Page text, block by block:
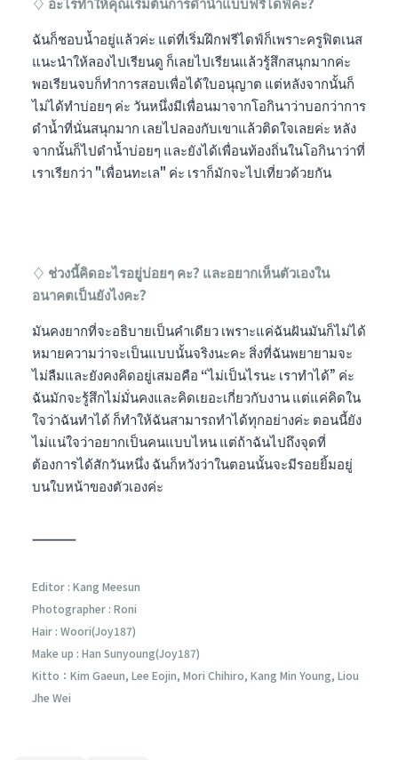
ฉันก็ชอบน้ำอยู่แล้วค่ะ แต่ที่เริ่มฝึกฟรีไดฟ์ก็เพราะครูฟิตเนส
แนะนำให้ลองไปเรียนดู ก็เลยไปเรียนแล้วรู้สึกสนุกมากค่ะ
พอเรียนจบก็ทำการสอบเพื่อได้ใบอนุญาต แต่หลังจากนั้นก็
ไม่ได้ทำบ่อยๆ ค่ะ วันหนึ่งมีเพื่อนมาจากโอกินาว่าบอกว่าการ
ดำน้ำที่นั่นสนุกมาก เลยไปลองกับเขาแล้วติดใจเลยค่ะ หลัง
จากนั้นก็ไปดำน้ำบ่อยๆ และยังได้เพื่อนท้องถิ่นในโอกินาว่าที่
เราเรียกว่า "เพื่อนทะเล" ค่ะ เราก็มักจะไปเที่ยวด้วยกัน
♢ ช่วงนี้คิดอะไรอยู่บ่อยๆ คะ? และอยากเห็นตัวเองใน
อนาคตเป็นยังไงคะ?
มันคงยากที่จะอธิบายเป็นคำเดียว เพราะแค่ฉันฝันมันก็ไม่ได้
หมายความว่าจะเป็นแบบนั้นจริงนะคะ สิ่งที่ฉันพยายามจะ
ไม่ลืมและยังคงคิดอยู่เสมอคือ “ไม่เป็นไรนะ เราทำได้” ค่ะ
ฉันมักจะรู้สึกไม่มั่นคงและคิดเยอะเกี่ยวกับงาน แต่แค่คิดใน
ใจว่าฉันทำได้ ก็ทำให้ฉันสามารถทำได้ทุกอย่างค่ะ ตอนนี้ยัง
ไม่แน่ใจว่าอยากเป็นคนแบบไหน แต่ถ้าฉันไปถึงจุดที่
ต้องการได้สักวันหนึ่ง ฉันก็หวังว่าในตอนนั้นจะมีรอยยิ้มอยู่
บนใบหน้าของตัวเองค่ะ
Editor : Kang Meesun
Photographer : Roni
Hair : Woori(Joy187)
Make up : Han Sunyoung(Joy187)
Kitto：Kim Gaeun, Lee Eojin, Mori Chihiro, Kang Min Young, Liou
Jhe Wei